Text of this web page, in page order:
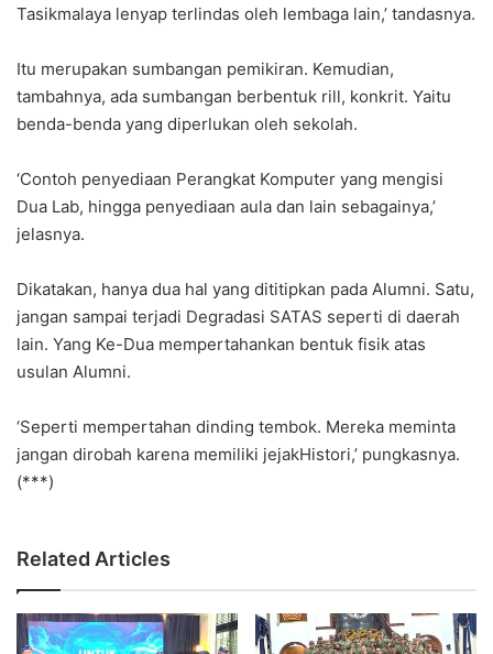
Tasikmalaya lenyap terlindas oleh lembaga lain,’ tandasnya.
Itu merupakan sumbangan pemikiran. Kemudian,
tambahnya, ada sumbangan berbentuk rill, konkrit. Yaitu
benda-benda yang diperlukan oleh sekolah.
‘Contoh penyediaan Perangkat Komputer yang mengisi
Dua Lab, hingga penyediaan aula dan lain sebagainya,’
jelasnya.
Dikatakan, hanya dua hal yang dititipkan pada Alumni. Satu,
jangan sampai terjadi Degradasi SATAS seperti di daerah
lain. Yang Ke-Dua mempertahankan bentuk fisik atas
usulan Alumni.
‘Seperti mempertahan dinding tembok. Mereka meminta
jangan dirobah karena memiliki jejakHistori,’ pungkasnya.
(***)
Related Articles